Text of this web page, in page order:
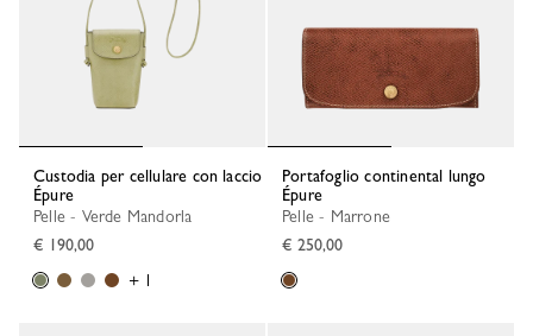
Custodia per cellulare con laccio
Épure
Pelle - Verde Mandorla
€ 190,00
+ 1
Portafoglio continental lungo
Épure
Pelle - Marrone
€ 250,00